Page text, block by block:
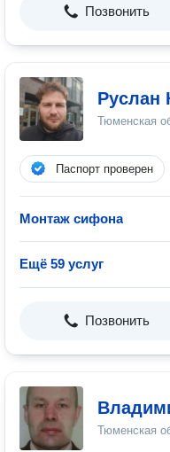
Позвонить
Руслан
Тюменская
Паспорт проверен
Монтаж сифона
Ещё 59 услуг
Позвонить
Тюменская